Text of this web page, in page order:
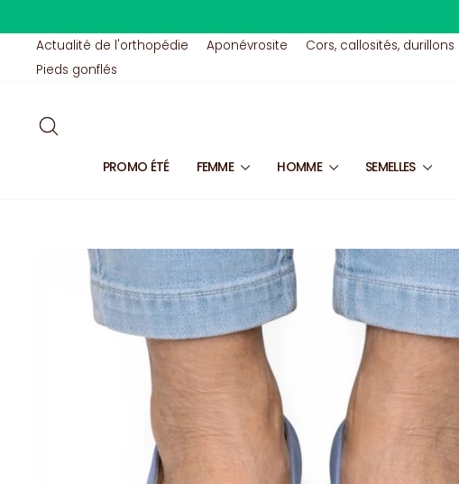
contenuActualité de l'orthopédie
Aponévrosite Cors, callosités, durillons
Pieds gonflés
PROMO ÉTÉ FEMME HOMME SEMELLES